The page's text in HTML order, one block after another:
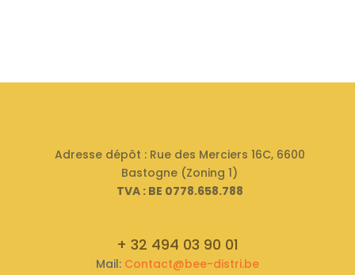
Adresse dépôt : Rue des Merciers 16C, 6600
Bastogne (Zoning 1)
TVA : BE 0778.658.788
+ 32 494 03 90 01
Mail: Contact@bee-distri.be